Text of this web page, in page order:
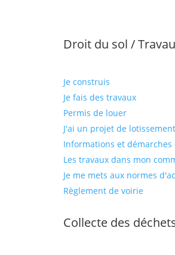
Droit du sol /
Je construis
Je fais des travaux
Permis de louer
J'ai un projet de lotissement
Informations et démarches
Les travaux dans mon
Je me mets aux normes
Règlement de voirie
Collecte des